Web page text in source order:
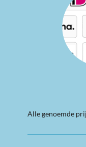
Alle genoemde